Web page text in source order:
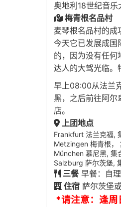
奥地利18世纪音
梅青根名品村
麦琴根名品村的
今天它已发展成国
的，因为没有任
达人的大驾光临。
早上08:00从法兰
黑，之后前往阿尔
店。
上团地点
Frankfurt 法兰克福,
Metzingen 梅青根，
München 慕尼黑, 集
Salzburg 萨尔茨堡,
三餐 早餐：自
住宿 萨尔茨堡
*请注意：逢